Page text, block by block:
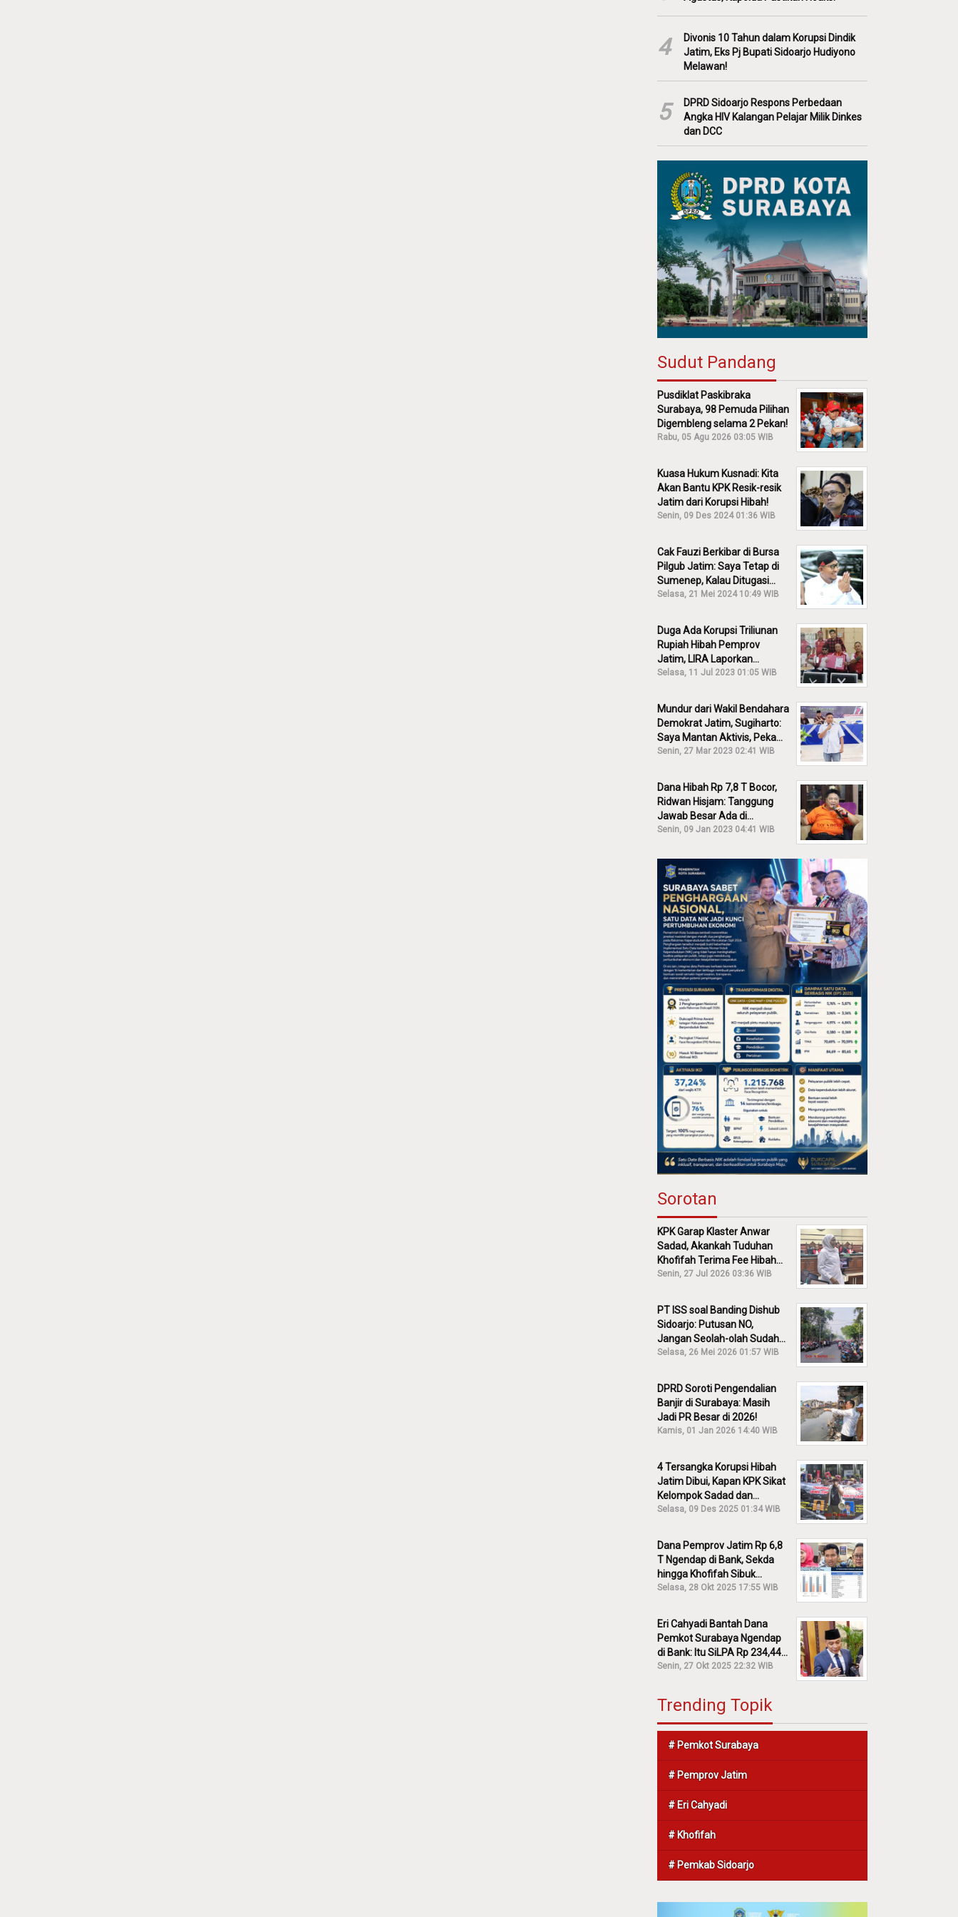
4
Divonis 10 Tahun dalam Korupsi Dindik
Jatim, Eks Pj Bupati Sidoarjo Hudiyono
Melawan!
5
DPRD Sidoarjo Respons Perbedaan
Angka HIV Kalangan Pelajar Milik Dinkes
dan DCC
Sudut Pandang
Pusdiklat Paskibraka
Surabaya, 98 Pemuda Pilihan
Digembleng selama 2 Pekan!
Rabu, 05 Agu 2026 03:05 WIB
Kuasa Hukum Kusnadi: Kita
Akan Bantu KPK Resik-resik
Jatim dari Korupsi Hibah!
Senin, 09 Des 2024 01:36 WIB
Cak Fauzi Berkibar di Bursa
Pilgub Jatim: Saya Tetap di
Sumenep, Kalau Ditugasi
Partai Lain Cerita!
Selasa, 21 Mei 2024 10:49 WIB
Duga Ada Korupsi Triliunan
Rupiah Hibah Pemprov
Jatim, LIRA Laporkan
Khofifah ke KPK: Dia Harus
Selasa, 11 Jul 2023 01:05 WIB
Mundur dari Wakil Bendahara
Demokrat Jatim, Sugiharto:
Saya Mantan Aktivis, Peka
Sekali Kalau Ada yang
Senin, 27 Mar 2023 02:41 WIB
Dana Hibah Rp 7,8 T Bocor,
Ridwan Hisjam: Tanggung
Jawab Besar Ada di
Pemprov, Bukan DPRD Jatim!
Senin, 09 Jan 2023 04:41 WIB
Sorotan
KPK Garap Klaster Anwar
Sadad, Akankah Tuduhan
Khofifah Terima Fee Hibah
30% Diusut?
Senin, 27 Jul 2026 03:36 WIB
PT ISS soal Banding Dishub
Sidoarjo: Putusan NO,
Jangan Seolah-olah Sudah
Menang!
Selasa, 26 Mei 2026 01:57 WIB
DPRD Soroti Pengendalian
Banjir di Surabaya: Masih
Jadi PR Besar di 2026!
Kamis, 01 Jan 2026 14:40 WIB
4 Tersangka Korupsi Hibah
Jatim Dibui, Kapan KPK Sikat
Kelompok Sadad dan
Iskandar?
Selasa, 09 Des 2025 01:34 WIB
Dana Pemprov Jatim Rp 6,8
T Ngendap di Bank, Sekda
hingga Khofifah Sibuk
Membantah!
Selasa, 28 Okt 2025 17:55 WIB
Eri Cahyadi Bantah Dana
Pemkot Surabaya Ngendap
di Bank: Itu SiLPA Rp 234,44
M!
Senin, 27 Okt 2025 22:32 WIB
Trending Topik
# Pemkot Surabaya
# Pemprov Jatim
# Eri Cahyadi
# Khofifah
# Pemkab Sidoarjo